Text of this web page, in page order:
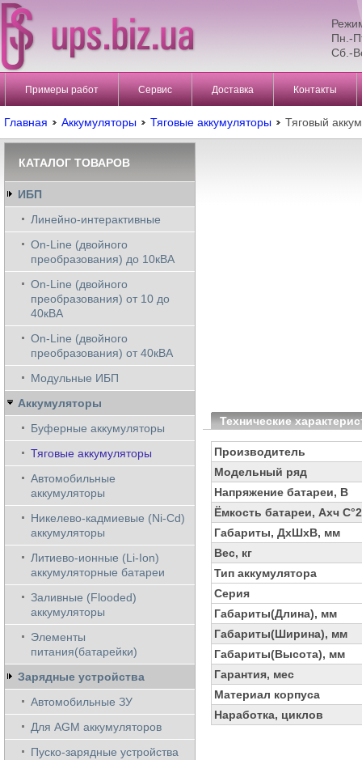
Пн.-
Сб.-
Примеры работ Сервис Доставка Контакты
Главная Аккумуляторы Тяговые аккумуляторы Тяговый
Технические
Производитель
Модельный ряд
Напряжение батареи, В
Ёмкость батареи, Ахч
Габариты, ДхШхВ, мм
Вес, кг
Тип аккумулятора
Серия
Габариты(Длина), мм
Габариты(Ширина), мм
Габариты(Высота), мм
Гарантия, мес
Материал корпуса
Наработка, циклов
КАТАЛОГ ТОВАРОВ
ИБП
Линейно-интерактивные
On-Line (двойного
преобразования) до 10кВА
On-Line (двойного
преобразования) от 10 до
40кВА
On-Line (двойного
преобразования) от 40кВА
Модульные ИБП
Аккумуляторы
Буферные аккумуляторы
Тяговые аккумуляторы
Автомобильные
аккумуляторы
Никелево-кадмиевые (Ni-Cd)
аккумуляторы
Литиево-ионные (Li-Ion)
аккумуляторные батареи
Заливные (Flooded)
аккумуляторы
Элементы
питания(батарейки)
Зарядные устройства
Автомобильные ЗУ
Для AGM аккумуляторов
Пуско-зарядные устройства